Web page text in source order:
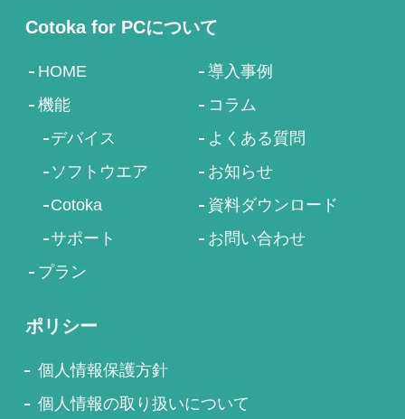
Cotoka for PCについて
HOME
機能
デバイス
ソフトウエア
Cotoka
サポート
プラン
導入事例
コラム
よくある質問
お知らせ
資料ダウンロード
お問い合わせ
ポリシー
個人情報保護方針
個人情報の取り扱いについて